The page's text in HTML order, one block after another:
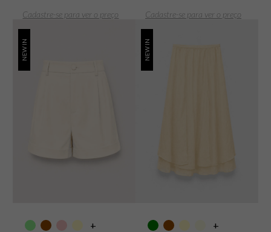
Cadastre-se para ver o preço
Cadastre-se para ver o preço
NEW IN
+
NEW IN
+